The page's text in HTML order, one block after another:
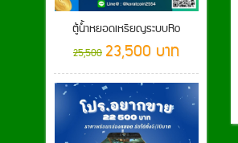
ตู้น้ำหยอดเหรียญระบบRo
25,500 23,500 บาท